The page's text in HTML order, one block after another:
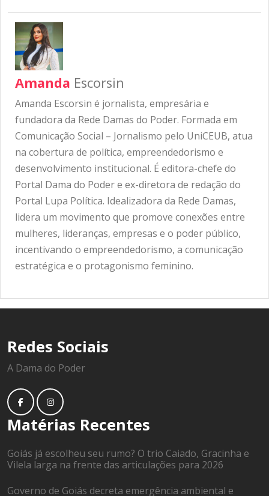
Amanda Escorsin
Amanda Escorsin é jornalista, empresária e
fundadora da Rede Damas do Poder. Formada em
Comunicação Social – Jornalismo pelo UniCEUB, atua
na cobertura de política, empreendedorismo e
desenvolvimento institucional. É editora-chefe do
Portal Dama do Poder e ex-diretora de redação do
Portal Lupa Política. Idealizadora da Rede Damas,
lidera um movimento que promove conexões entre
mulheres, lideranças, empresas e o poder público,
incentivando o empreendedorismo, a comunicação
estratégica e o protagonismo feminino.
Redes Sociais
A Dama do Poder
Matérias Recentes
Goiás já escolheu seu rumo? O trio Caiado, Gracinha e
Vilela larga na frente das articulações para 2026
Governo de Goiás decreta emergência ambiental e